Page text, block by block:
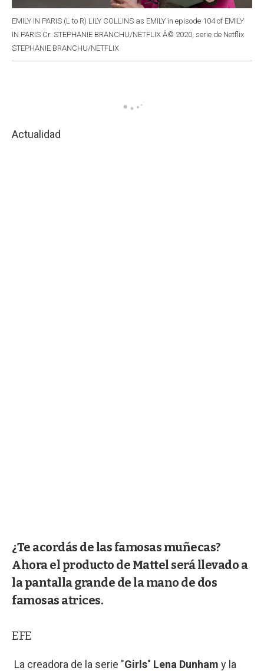
EMILY IN PARIS (L to R) LILY COLLINS as EMILY in episode 104 of EMILY
IN PARIS Cr. STEPHANIE BRANCHU/NETFLIX Â© 2020, serie de Netflix
STEPHANIE BRANCHU/NETFLIX
Actualidad
¿Te acordás de las famosas muñecas?
Ahora el producto de Mattel será llevado a
la pantalla grande de la mano de dos
famosas atrices.
EFE
La creadora de la serie "Girls" Lena Dunham y la